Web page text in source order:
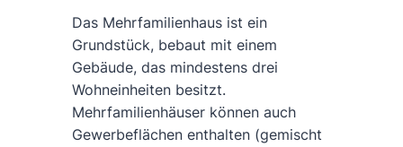
Das Mehrfamilienhaus ist ein
Grundstück, bebaut mit einem
Gebäude, das mindestens drei
Wohneinheiten besitzt.
Mehrfamilienhäuser können auch
Gewerbeflächen enthalten (gemischt